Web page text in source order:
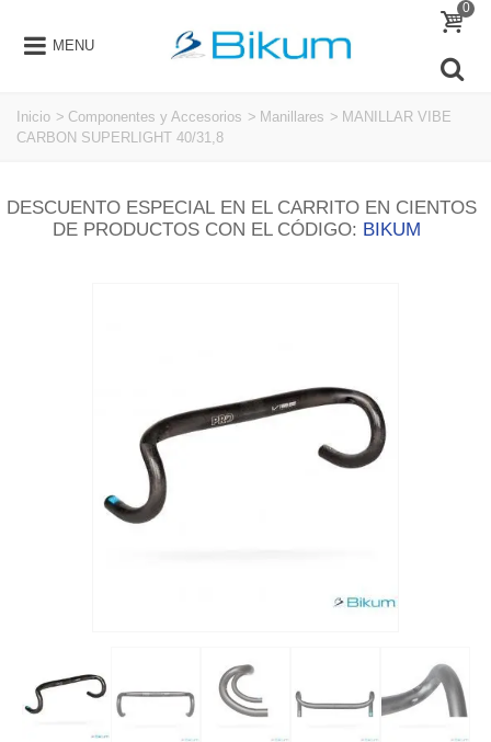
MENU
0
Inicio > Componentes y Accesorios > Manillares > MANILLAR VIBE
CARBON SUPERLIGHT 40/31,8
DESCUENTO ESPECIAL EN EL CARRITO EN CIENTOS
DE PRODUCTOS CON EL CÓDIGO: BIKUM